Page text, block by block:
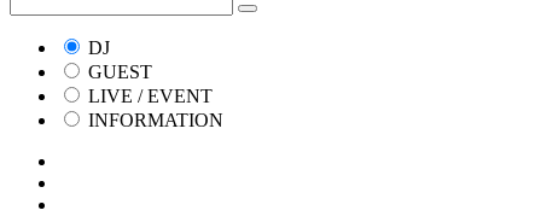
DJ
GUEST
LIVE / EVENT
INFORMATION